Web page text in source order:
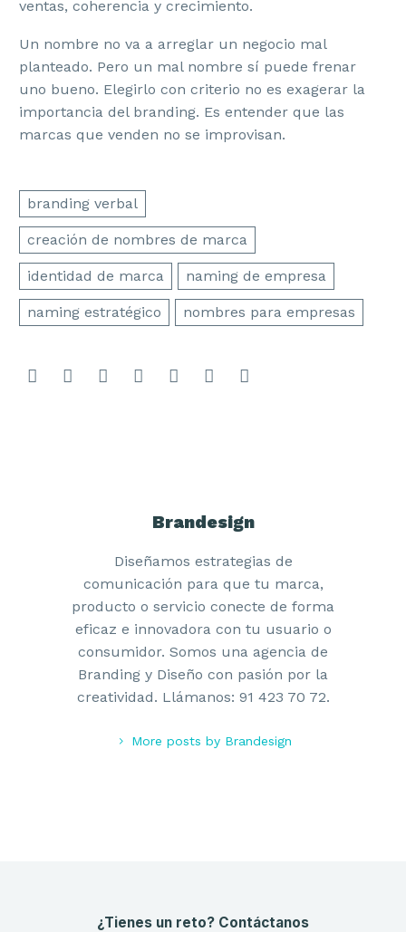
ventas, coherencia y crecimiento.
Un nombre no va a arreglar un negocio mal
planteado. Pero un mal nombre sí puede frenar
uno bueno. Elegirlo con criterio no es exagerar la
importancia del branding. Es entender que las
marcas que venden no se improvisan.
branding verbal
creación de nombres de marca
identidad de marca naming de empresa
naming estratégico nombres para empresas
Brandesign
Diseñamos estrategias de
comunicación para que tu marca,
producto o servicio conecte de forma
eficaz e innovadora con tu usuario o
consumidor. Somos una agencia de
Branding y Diseño con pasión por la
creatividad. Llámanos: 91 423 70 72.
More posts by Brandesign
¿Tienes un reto? Contáctanos